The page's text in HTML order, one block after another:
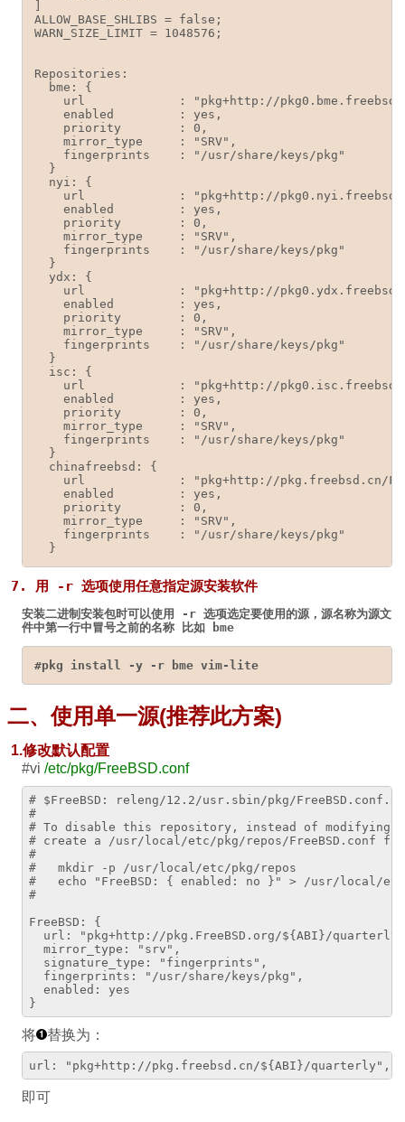
ALLOW_BASE_SHLIBS = false;
WARN_SIZE_LIMIT = 1048576;
Repositories:
  bme: {
url             : "pkg+http://
    enabled         : yes,
    priority        : 0,
    mirror_type     : "SRV",
    fingerprints    : "/usr/share/keys/pkg"
  }
  nyi: {
url             : "pkg+http://
    enabled         : yes,
    priority        : 0,
    mirror_type     : "SRV",
    fingerprints    : "/usr/share/keys/pkg"
  }
  ydx: {
url             : "pkg+http://
    enabled         : yes,
    priority        : 0,
    mirror_type     : "SRV",
    fingerprints    : "/usr/share/keys/pkg"
  }
  isc: {
url             : "pkg+http://
    enabled         : yes,
    priority        : 0,
    mirror_type     : "SRV",
    fingerprints    : "/usr/share/keys/pkg"
  }
  chinafreebsd: {
url             : "pkg+http://pkg.freebsd.cn/
    enabled         : yes,
    priority        : 0,
    mirror_type     : "SRV",
    fingerprints    : "/usr/share/keys/pkg"
  }
7. 用 -r 选项使用任意指定源安装软件
安装二进制安装包时可以使用 -r 选项选定要使用的源，源名称为源文
件中第一行中冒号之前的名称 比如
bme
#pkg install -y -r bme vim-lite
二、使用单一源(推荐此方案)
1.修改默认配置
#vi /etc/pkg/FreeBSD.conf
# $FreeBSD: releng/12.2/usr.sbin/pkg/
#
# To disable this repository, instead of modifying
# create a /usr/local/etc/pkg/repos/FreeBSD.conf
#
#   mkdir -p /usr/local/etc/pkg/repos
#   echo "FreeBSD: { enabled: no }" > /usr/local/etc/
#
FreeBSD: {
url: "pkg+http://pkg.FreeBSD.org/${ABI}/
mirror_type: "srv",
signature_type: "fingerprints",
fingerprints: "/usr/share/keys/pkg",
enabled: yes
}
将 替换为：
url: "pkg+http://pkg.freebsd.cn/${ABI}/quarterly",
即可